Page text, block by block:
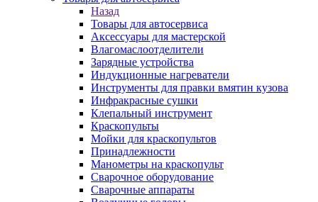
Назад
Товары для автосервиса
Аксессуары для мастерской
Влагомаслоотделители
Зарядные устройства
Индукционные нагреватели
Инструменты для правки вмятин кузова
Инфракрасные сушки
Клепальный инструмент
Краскопульты
Мойки для краскопультов
Принадлежности
Манометры на краскопульт
Сварочное оборудование
Сварочные аппараты